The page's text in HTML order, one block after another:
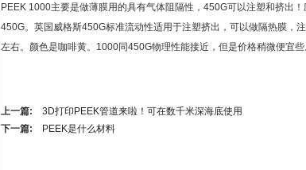
PEEK 1000主要是做薄膜用的具有气体阻隔性，450G可以注塑和挤出
450G。英国威格斯450G标准流动性适用于注塑挤出，可以做隔热膜，
左右。颜色是咖啡黄。1000同450G物理性能接近，但是价格稍微便宜些
上一篇: 3D打印PEEK管道来啦！可在数千米深海底使用
下一篇: PEEK是什么材料